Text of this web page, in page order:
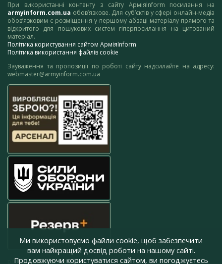
При використанні контенту з сайту АрміяInform посилання на
armyinform.com.ua обов’язкове. Для суб’єктів у сфері онлайн-медіа
обов’язковим є розміщення у першому абзаці матеріалу прямого та
відкритого для пошукових систем гіперпосилання на цитований
матеріал.
Політика користування сайтом АрміяInform
Політика використання файлів cookie
Зауваження та пропозиції по роботі сайту надсилайте на адресу:
webmaster@armyinform.com.ua
press@armyinform.com.ua
Ми використовуємо файли cookie, щоб забезпечити
вам найкращий досвід роботи на нашому сайті.
Продовжуючи користуватися сайтом, ви погоджуєтесь